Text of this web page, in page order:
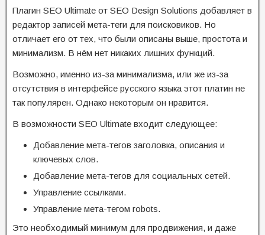
Плагин SEO Ultimate от SEO Design Solutions добавляет в
редактор записей мета-теги для поисковиков. Но
отличает его от тех, что были описаны выше, простота и
минимализм. В нём нет никаких лишних функций.
Возможно, именно из-за минимализма, или же из-за
отсутствия в интерфейсе русского языка этот платин не
так популярен. Однако некоторым он нравится.
В возможности SEO Ultimate входит следующее:
Добавление мета-тегов заголовка, описания и
ключевых слов.
Добавление мета-тегов для социальных сетей.
Управление ссылками.
Управление мета-тегом robots.
Это необходимый минимум для продвижения, и даже